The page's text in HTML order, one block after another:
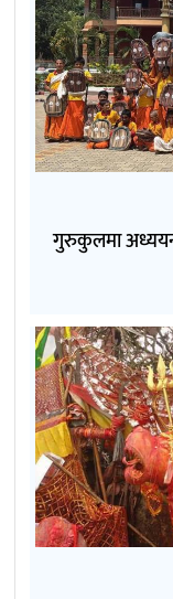
गुरुकुलमा